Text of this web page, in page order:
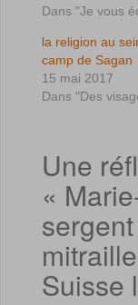
Dans "Je vous
la religion au
camp de Sagan
15 mai 2017
Dans "Des
Une
«
Suisse